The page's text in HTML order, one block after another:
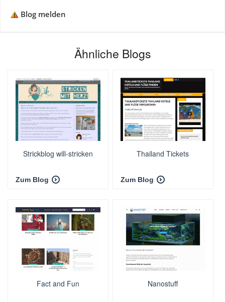
Blog melden
Ähnliche Blogs
Strickblog will-stricken
Zum Blog
Thailand Tickets
Zum Blog
Fact and Fun Nanostuff